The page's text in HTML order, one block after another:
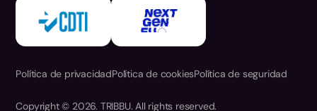
Política de privacidadPolítica de cookiesPolítica de seguridad
Copyright © 2026. TRIBBU. All rights reserved.